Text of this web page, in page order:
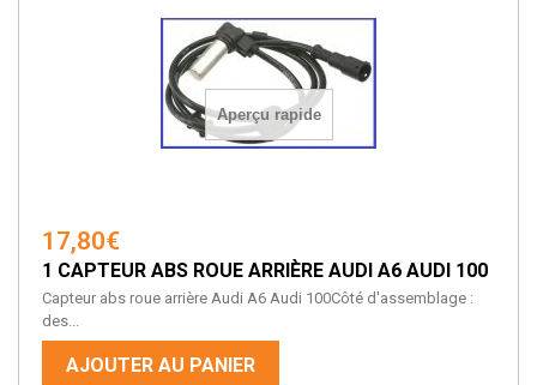
Aperçu rapide
17,80€
1 CAPTEUR ABS ROUE ARRIÈRE AUDI A6 AUDI 100
Capteur abs roue arrière Audi A6 Audi 100Côté d'assemblage :
des...
AJOUTER AU PANIER